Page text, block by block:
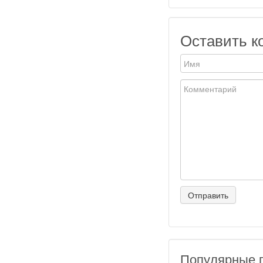
Оставить
Популярные